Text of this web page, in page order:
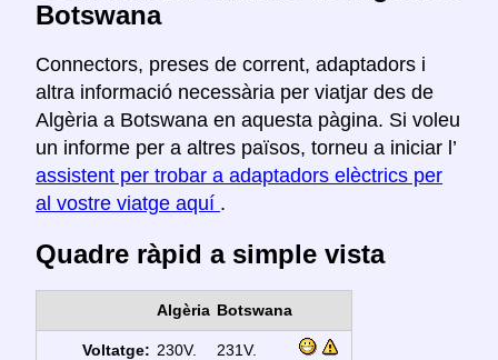
Botswana
Connectors, preses de corrent, adaptadors i
altra informació necessària per viatjar des de
Algèria a Botswana en aquesta pàgina. Si voleu
un informe per a altres països, torneu a iniciar l’
assistent per trobar a adaptadors elèctrics per
al vostre viatge aquí .
Quadre ràpid a simple vista
Algèria Botswana
Voltatge: 230V. 231V.